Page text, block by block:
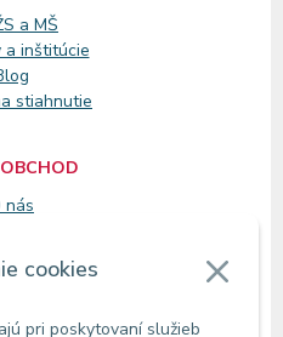
cookies
pri poskytovaní služieb
a MŠ
a inštitúcie
stiahnutie
nás